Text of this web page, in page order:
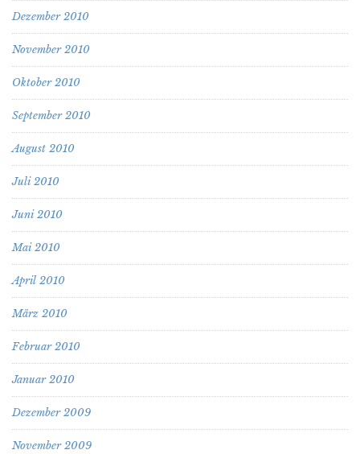
Dezember 2010
November 2010
Oktober 2010
September 2010
August 2010
Juli 2010
Juni 2010
Mai 2010
April 2010
März 2010
Februar 2010
Januar 2010
Dezember 2009
November 2009